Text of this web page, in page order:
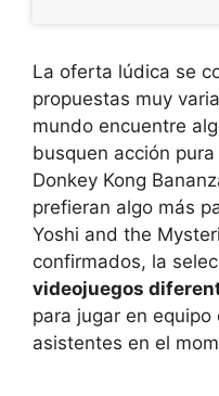
La oferta lúdica se
propuestas muy
mundo encuentre
busquen acción
Donkey Kong
prefieran algo más
Yoshi and the
confirmados, la
videojuegos
para jugar en
asistentes en el